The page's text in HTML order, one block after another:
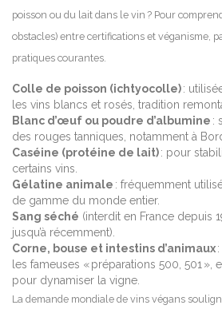
poisson ou du lait dans le vin ? Pour
obstacles) entre certifications et véganisme,
pratiques courantes.
Colle de poisson (ichtyocolle):
les vins blancs et rosés, tradition
Blanc d’œuf ou poudre d’albumine :
des rouges tanniques, notamment à
Caséine (protéine de lait): pour
certains vins.
Gélatine animale : fréquemment
de gamme du monde entier.
Sang séché (interdit en France depuis
jusqu’à récemment).
Corne, bouse et intestins d’animaux
les fameuses « préparations 500, 501 »,
pour dynamiser la vigne.
La demande mondiale de vins végans